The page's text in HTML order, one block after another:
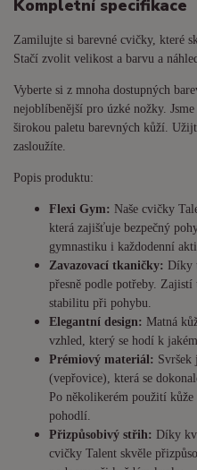
Kompletní specifikace
Zamilujte si barevné cvičky, které
Stačí zvolit velikost a barvu a
Vyberte si z mnoha dostupných
nejoblíbenější pro úzké nožky.
širokou paletu barevných kůží.
zasloužíte.
Popis produktu:
Flexi Gym: Naše cvičky
která zajišťuje bezpečný
gymnastiku i každodenní
Zavazovací tkaničky: Díky
přesně podle potřeby.
stabilitu při pohybu.
Elegantní design: Matná
vzhled, který se hodí k
Prémiový materiál: Svršek
(vepřovice), která se
Po několikerém použití
pohodlí.
Přizpůsobivý střih: Díky
cvičky Talent skvěle